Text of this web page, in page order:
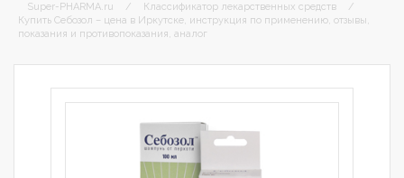
Super-PHARMA.ru / Классификатор лекарственных средств
/
Купить Себозол – цена в Иркутске, инструкция по применению, отзывы,
показания и противопоказания, аналог